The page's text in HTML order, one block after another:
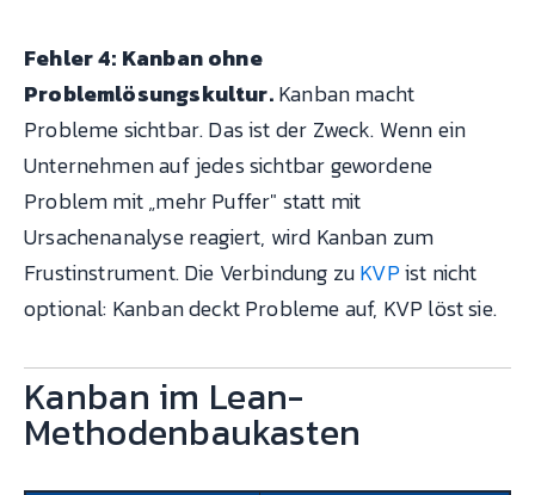
Fehler 4: Kanban ohne
Problemlösungskultur.Kanban macht
Probleme sichtbar. Das ist der Zweck. Wenn ein
Unternehmen auf jedes sichtbar gewordene
Problem mit „mehr Puffer" statt mit
Ursachenanalyse reagiert, wird Kanban zum
Frustinstrument. Die Verbindung zuKVPist nicht
optional: Kanban deckt Probleme auf, KVP löst sie.
Kanban im Lean-
Methodenbaukasten